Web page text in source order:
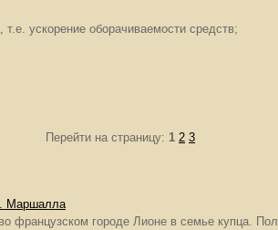
ускорение оборачиваемости средств;
Перейти на страницу: 1 2 3
Маршалла
французском городе Лионе в семье купца.